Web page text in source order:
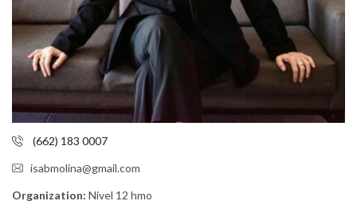
(662) 183 0007
isabmolina@gmail.com
Organization: Nivel 12 hmo